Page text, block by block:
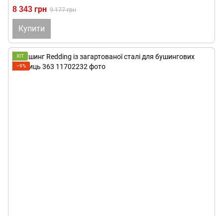
8 343 грн 9 177 грн
Купити
ХІТ
−9%